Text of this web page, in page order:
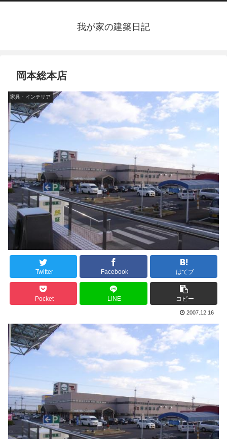
我が家の建築日記
岡本総本店
家具・インテリア
Twitter Facebook はてブ
Pocket LINE コピー
2007.12.16